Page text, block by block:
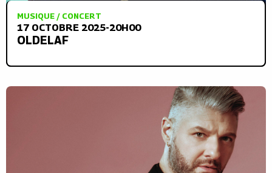
MUSIQUE / CONCERT
17 OCTOBRE 2025-20H00
OLDELAF